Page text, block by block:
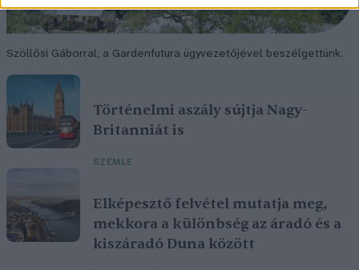
Szöllősi Gáborral, a Gardenfutura ügyvezetőjével beszélgettünk.
Történelmi aszály sújtja Nagy-
Britanniát is
SZEMLE
Elképesztő felvétel mutatja meg,
mekkora a különbség az áradó és a
kiszáradó Duna között